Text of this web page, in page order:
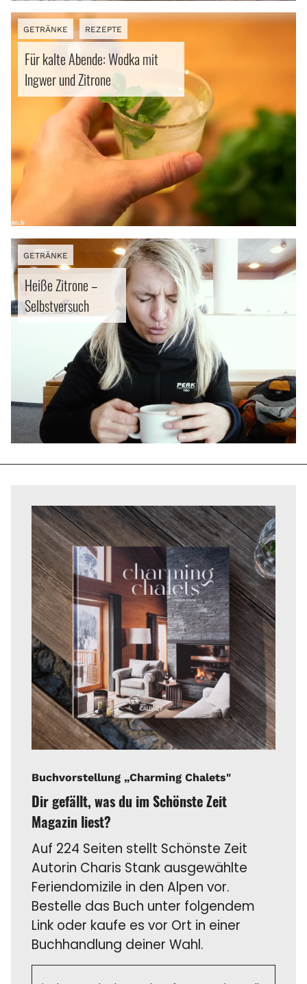
GETRÄNKE REZEPTE
Für kalte Abende: Wodka mit
Ingwer und Zitrone
GETRÄNKE
Heiße Zitrone –
Selbstversuch
Buchvorstellung „Charming Chalets"
Dir gefällt, was du im Schönste Zeit
Magazin liest?
Auf 224 Seiten stellt Schönste Zeit
Autorin Charis Stank ausgewählte
Feriendomizile in den Alpen vor.
Bestelle das Buch unter folgendem
Link oder kaufe es vor Ort in einer
Buchhandlung deiner Wahl.